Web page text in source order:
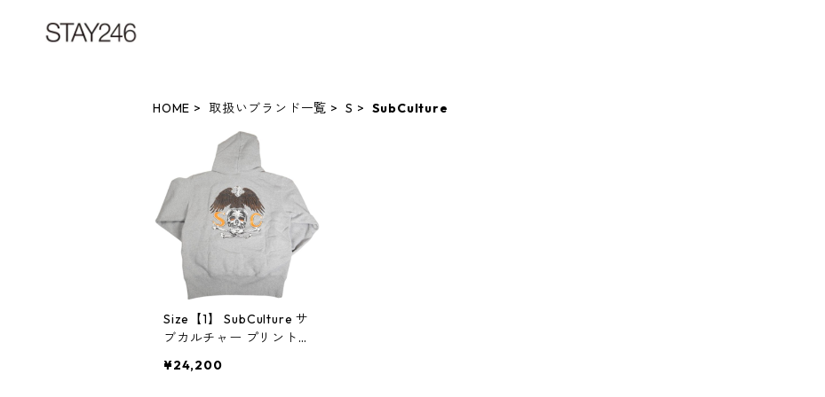
HOME 取扱いブランド一覧 S SubCulture
Size【1】 SubCulture サ
ブカルチャー プリント
SCHP-LTD01 灰 【中古
¥24,200